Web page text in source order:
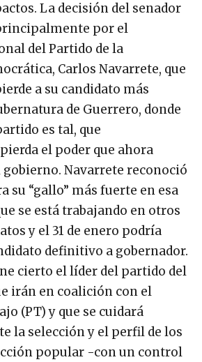
La decisión del senador
por el
del Partido de la
Carlos Navarrete, que
a su candidato más
de Guerrero, donde
es tal, que
el poder que ahora
gobierno. Navarrete reconoció
su “gallo” más fuerte en esa
se está trabajando en otros
y el 31 de enero podría
definitivo a gobernador.
cierto el líder del partido del
irán en coalición con el
(PT) y que se cuidará
la selección y el perfil de los
popular -con un control